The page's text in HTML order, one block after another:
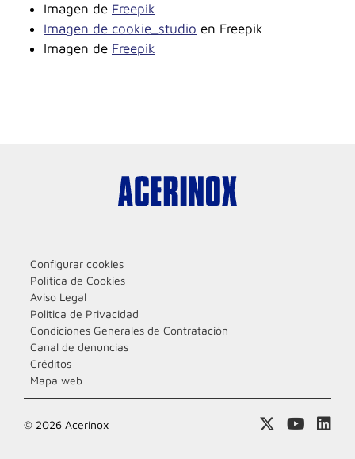
Imagen de Freepik
Imagen de cookie_studio en Freepik
Imagen de Freepik
Configurar cookies
Política de Cookies
Aviso Legal
Politica de Privacidad
Condiciones Generales de Contratación
Canal de denuncias
Créditos
Mapa web
© 2026 Acerinox